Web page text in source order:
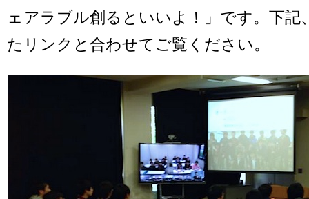
ェアラブル創るといいよ！」です。下記
たリンクと合わせてご覧ください。